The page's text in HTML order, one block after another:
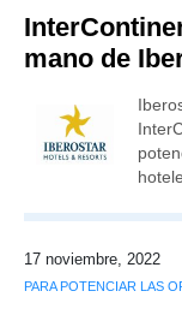
mano de
17 noviembre, 2022
PARA POTENCIAR LAS